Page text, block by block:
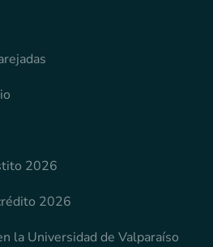
2026
2026
la Universidad de Valparaíso